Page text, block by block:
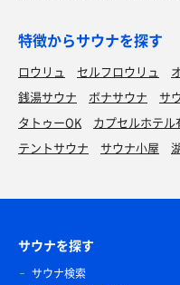
特徴からサウナを探す
ロウリュ セルフロウリュ
銭湯サウナ
ボナサウナ サ
タトゥーOK
カプセルホテル
テントサウナ
サウナ小屋
サウナを探す
サウナ検索